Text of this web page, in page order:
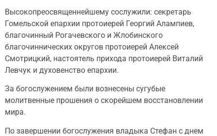
Высокопреосвященнейшему сослужили: секретарь
Гомельской епархии протоиерей Георгий Алампиев,
благочинный Рогачевского и Жлобинского
благочиннических округов протоиерей Алексей
Смотрицкий, настоятель прихода протоиерей Виталий
Левчук и духовенство епархии.
За богослужением были вознесены сугубые
молитвенные прошения о скорейшем восстановлении
мира.
По завершении богослужения владыка Стефан с днем